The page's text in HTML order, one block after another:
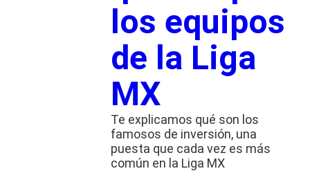
los equipos
de la Liga
MX
Te explicamos qué son los
famosos de inversión, una
puesta que cada vez es más
común en la Liga MX